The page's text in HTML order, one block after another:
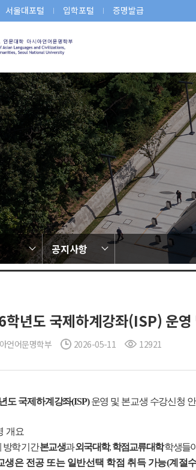
서울대포털 입학포털 증명발급
공지사항
년도 국제하계강좌(ISP) 운영
언어문명학부 2026-05-11 12921
도 국제하계강좌(ISP)운영 및 본교생 수강신청
개요
방학 기간본교생과외국대학,학점교류대학학생들
생은 전공 또는 일반선택 학점 취득 가능(계절